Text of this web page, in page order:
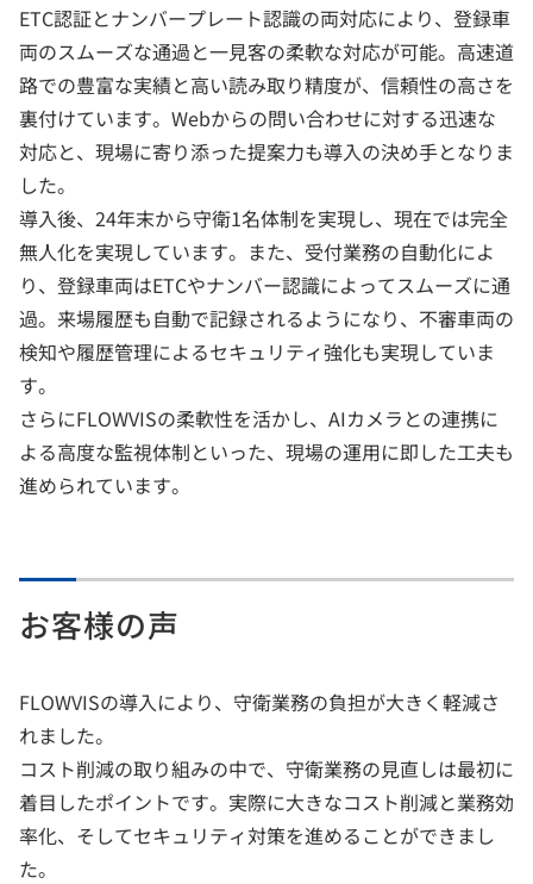
ETC認証とナンバープレート認識の両対応により、登録車
両のスムーズな通過と一見客の柔軟な対応が可能。高速道
路での豊富な実績と高い読み取り精度が、信頼性の高さを
裏付けています。Webからの問い合わせに対する迅速な
対応と、現場に寄り添った提案力も導入の決め手となりま
した。
導入後、24年末から守衛1名体制を実現し、現在では完全
無人化を実現しています。また、受付業務の自動化によ
り、登録車両はETCやナンバー認識によってスムーズに通
過。来場履歴も自動で記録されるようになり、不審車両の
検知や履歴管理によるセキュリティ強化も実現していま
す。
さらにFLOWVISの柔軟性を活かし、AIカメラとの連携に
よる高度な監視体制といった、現場の運用に即した工夫も
進められています。
お客様の声
FLOWVISの導入により、守衛業務の負担が大きく軽減さ
れました。
コスト削減の取り組みの中で、守衛業務の見直しは最初に
着目したポイントです。実際に大きなコスト削減と業務効
率化、そしてセキュリティ対策を進めることができまし
た。